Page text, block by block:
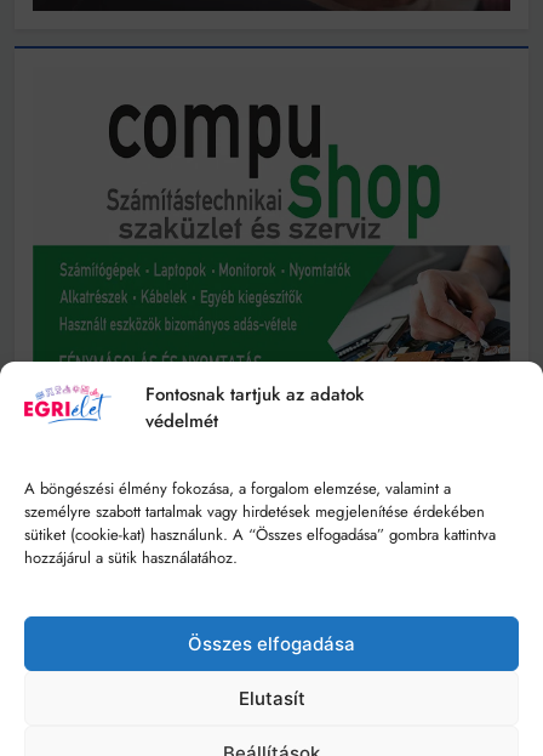
Fontosnak tartjuk az adatok
védelmét
A böngészési élmény fokozása, a forgalom elemzése, valamint a
személyre szabott tartalmak vagy hirdetések megjelenítése érdekében
sütiket (cookie-kat) használunk. A “Összes elfogadása” gombra kattintva
hozzájárul a sütik használatához.
Összes elfogadása
Elutasít